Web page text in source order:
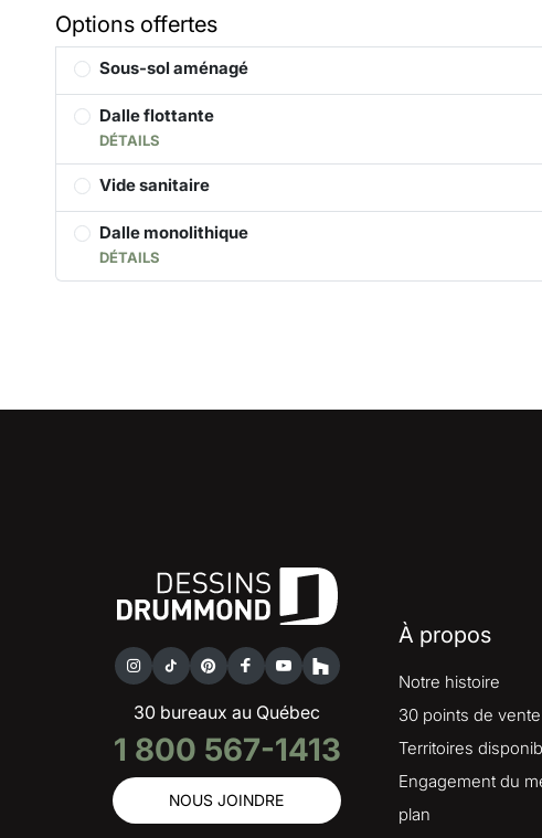
Options offertes
Sous-sol aménagé
Dalle flottante
DÉTAILS
Vide sanitaire
Dalle monolithique
DÉTAILS
30 bureaux au Québec
1 800 567-1413
NOUS JOINDRE
À propos
Notre histoire
30 points de vente
Territoires
Engagement du
plan